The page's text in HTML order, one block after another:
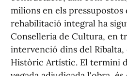
milions en els pressupostos
rehabilitació integral ha
Conselleria de Cultura, en
intervenció dins del
Històric Artístic. El termini